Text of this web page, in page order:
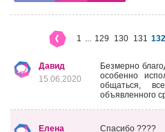
1 ... 129 130 131 132
Давид
15.06.2020
Безмерно
особенно
общаться,
объявленного
Елена
Спасибо ????